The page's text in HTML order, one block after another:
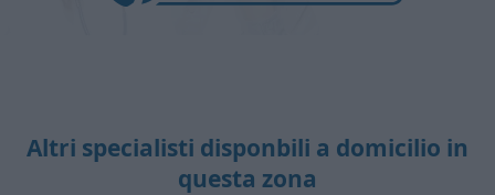
Altri specialisti disponbili a domicilio in
questa zona